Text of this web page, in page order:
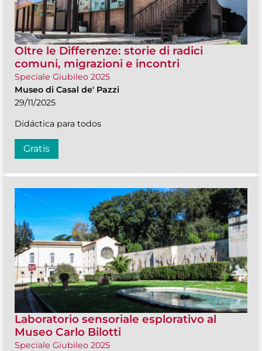
Oltre le Differenze: storie di radici
comuni, migrazioni e incontri
Speciale Giubileo 2025
Museo di Casal de' Pazzi
29/11/2025
Didáctica para todos
Gratis
Laboratorio sensoriale esplorativo al
Museo Carlo Bilotti
Speciale Giubileo 2025